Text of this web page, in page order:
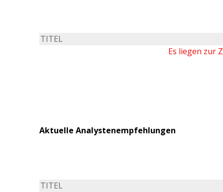
TITEL
Es liegen zur
Aktuelle Analystenempfehlungen
TITEL